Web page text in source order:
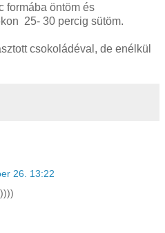
formába öntöm és
25- 30 percig sütöm.
csokoládéval, de enélkül
26. 13:22